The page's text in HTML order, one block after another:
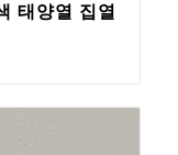
태양열 집열